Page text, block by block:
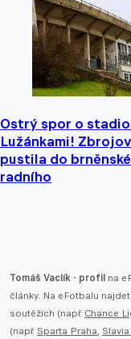
Ostrý spor o
Lužánkami!
pustila do
radního
Tomáš Vaclík - profil na
články. Na eFotbalu
soutěžích (např. Chance
(např. Sparta Praha,